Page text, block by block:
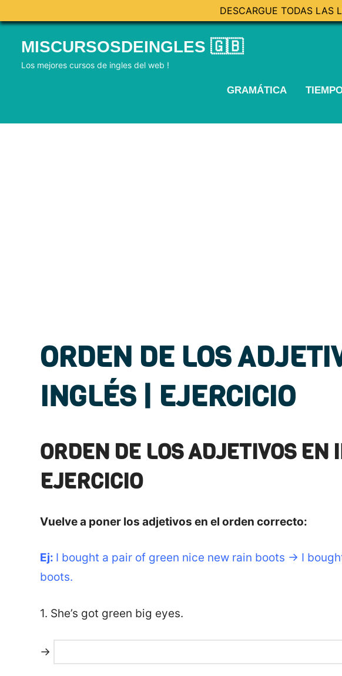
DESCARGUE TODAS LAS
Skip
content
MISCURSOSDEINGLES 🇬🇧
Los mejores cursos de ingles del web !
GRAMÁTICA
ORDEN DE LOS
INGLÉS | EJERCICIO
ORDEN DE LOS ADJETIVOS EN
EJERCICIO
Vuelve a poner los adjetivos en el orden correcto:
Ej: I bought a pair of green nice new rain boots → I
boots.
1. She’s got green big eyes.
→